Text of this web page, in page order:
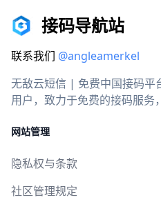
接码导航站
联系我们 @angleamerkel
无敌云短信 | 免费中国接码平
用户，致力于免费的接码服务
网站管理
隐私权与条款
社区管理规定